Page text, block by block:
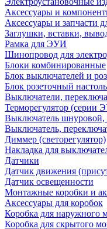
Аксессуары и
Аксессуары и запчасти
Заглушки, вставки,
Рамка для ЭУИ
Шинопровод для
Блоки комбинированные
Блок выключателей и
Блок розеточный
Выключатели,
Терморегулятор (серии
Выключатель шнуровой,
Выключатель,
Диммер (светорегулятор)
Накладка для
Датчики
Датчик движения
Датчик освещенности
Монтажные коробки и
Аксессуары для коробок
Коробка для наружного
Коробка для скрытого